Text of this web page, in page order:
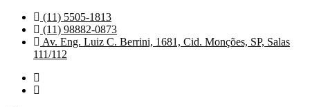
para
conteúdo
(11) 5505-1813
(11) 98882-0873
Av. Eng. Luiz C. Berrini, 1681, Cid. Monções, SP, Salas
111/112